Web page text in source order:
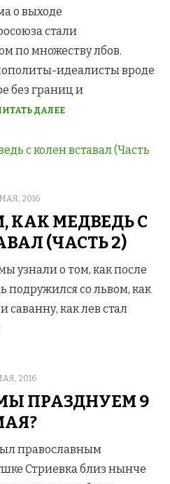
о выходе
стали
по множеству лбов.
идеалисты вроде
без границ и
ДАЛЕЕ
2016
КАК МЕДВЕДЬ С
(ЧАСТЬ 2)
узнали о том, как после
подружился со львом, как
как лев стал
2016
ПРАЗДНУЕМ 9
православным
Стриевка близ нынче